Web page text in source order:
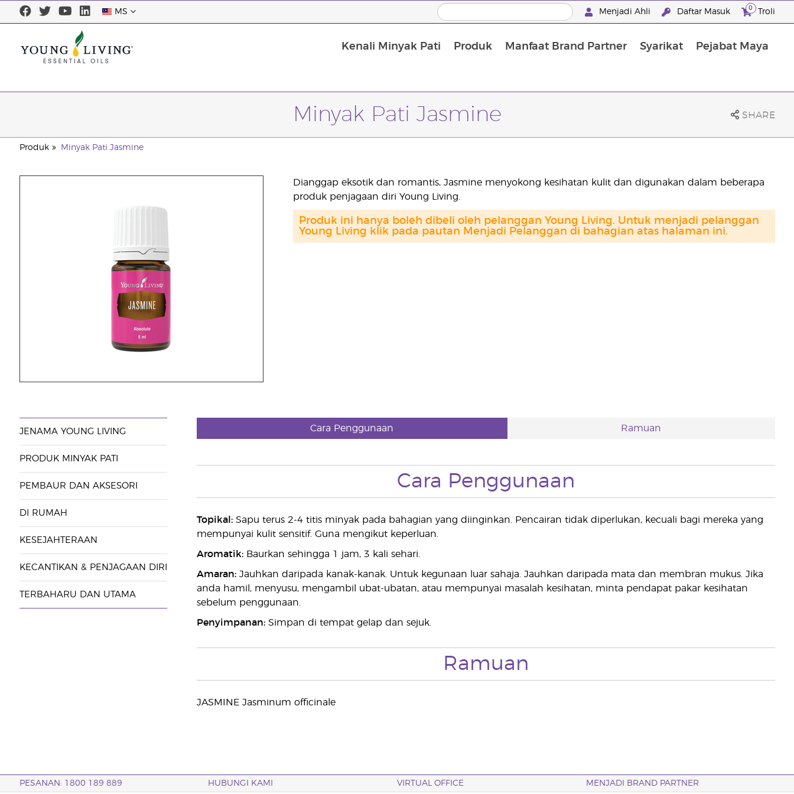
MS Menjadi Ahli Daftar Masuk 0 Troli
Kenali Minyak Pati Produk Manfaat Brand Partner Syarikat Pejabat Maya
Minyak Pati Jasmine SHARE
Produk Minyak Pati Jasmine
Dianggap eksotik dan romantis, Jasmine menyokong kesihatan kulit dan digunakan dalam beberapa
produk penjagaan diri Young Living.
Produk ini hanya boleh dibeli oleh pelanggan Young Living. Untuk menjadi pelanggan
Young Living klik pada pautan Menjadi Pelanggan di bahagian atas halaman ini.
JENAMA YOUNG LIVING
PRODUK MINYAK PATI
PEMBAUR DAN AKSESORI
DI RUMAH
KESEJAHTERAAN
KECANTIKAN & PENJAGAAN DIRI
TERBAHARU DAN UTAMA
Cara Penggunaan Ramuan
Cara Penggunaan
Topikal:Sapu terus 2-4 titis minyak pada bahagian yang diinginkan. Pencairan tidak diperlukan, kecuali bagi mereka yang
mempunyai kulit sensitif. Guna mengikut keperluan.
Aromatik:Baurkan sehingga 1 jam, 3 kali sehari.
Amaran:Jauhkan daripada kanak-kanak. Untuk kegunaan luar sahaja. Jauhkan daripada mata dan membran mukus. Jika
anda hamil, menyusu, mengambil ubat-ubatan, atau mempunyai masalah kesihatan, minta pendapat pakar kesihatan
sebelum penggunaan.
Penyimpanan:Simpan di tempat gelap dan sejuk.
Ramuan
JASMINE Jasminum officinale
PESANAN: 1800 189 889 HUBUNGI KAMI VIRTUAL OFFICE MENJADI BRAND PARTNER